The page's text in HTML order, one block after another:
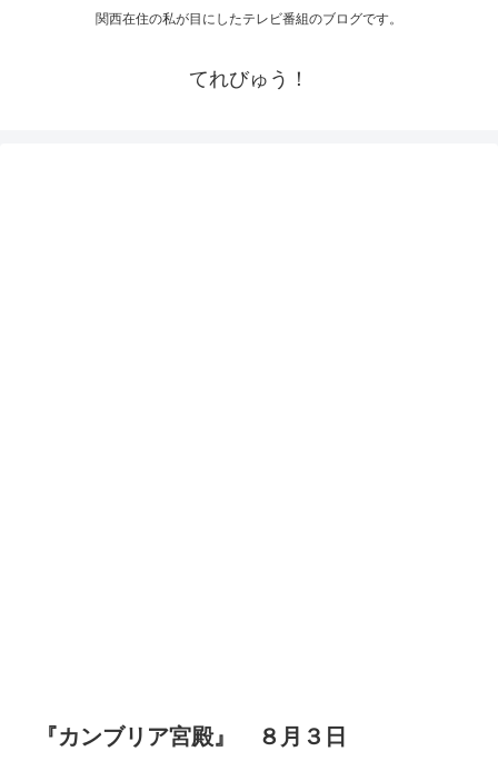
関西在住の私が目にしたテレビ番組のブログです。
てれびゅう！
『カンブリア宮殿』 ８月３日